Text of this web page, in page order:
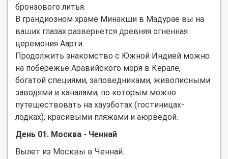
бронзового литья.
В грандиозном храме Минакши в Мадурае вы на
ваших глазах развернется древняя огненная
церемония Аарти.
Продолжить знакомство с Южной Индией можно
на побережье Аравийского моря в Керале,
богатой специями, заповедниками, живописными
заводями и каналами, по которым можно
путешествовать на хаузботах (гостиницах-
лодках), красивыми пляжами и аюрведой.
День 01. Москва - Ченнай
Вылет из Москвы в Ченнай.